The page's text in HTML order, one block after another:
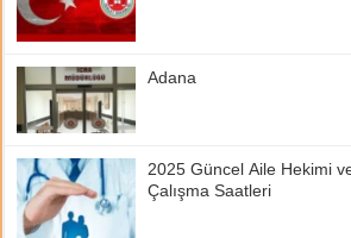
Adana
2025 Güncel Aile Hekimi
Çalışma Saatleri